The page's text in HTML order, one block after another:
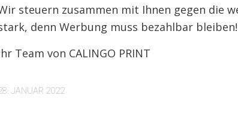
steuern zusammen mit Ihnen gegen die
denn Werbung muss bezahlbar bleiben!
Team von CALINGO PRINT
JANUAR 2022